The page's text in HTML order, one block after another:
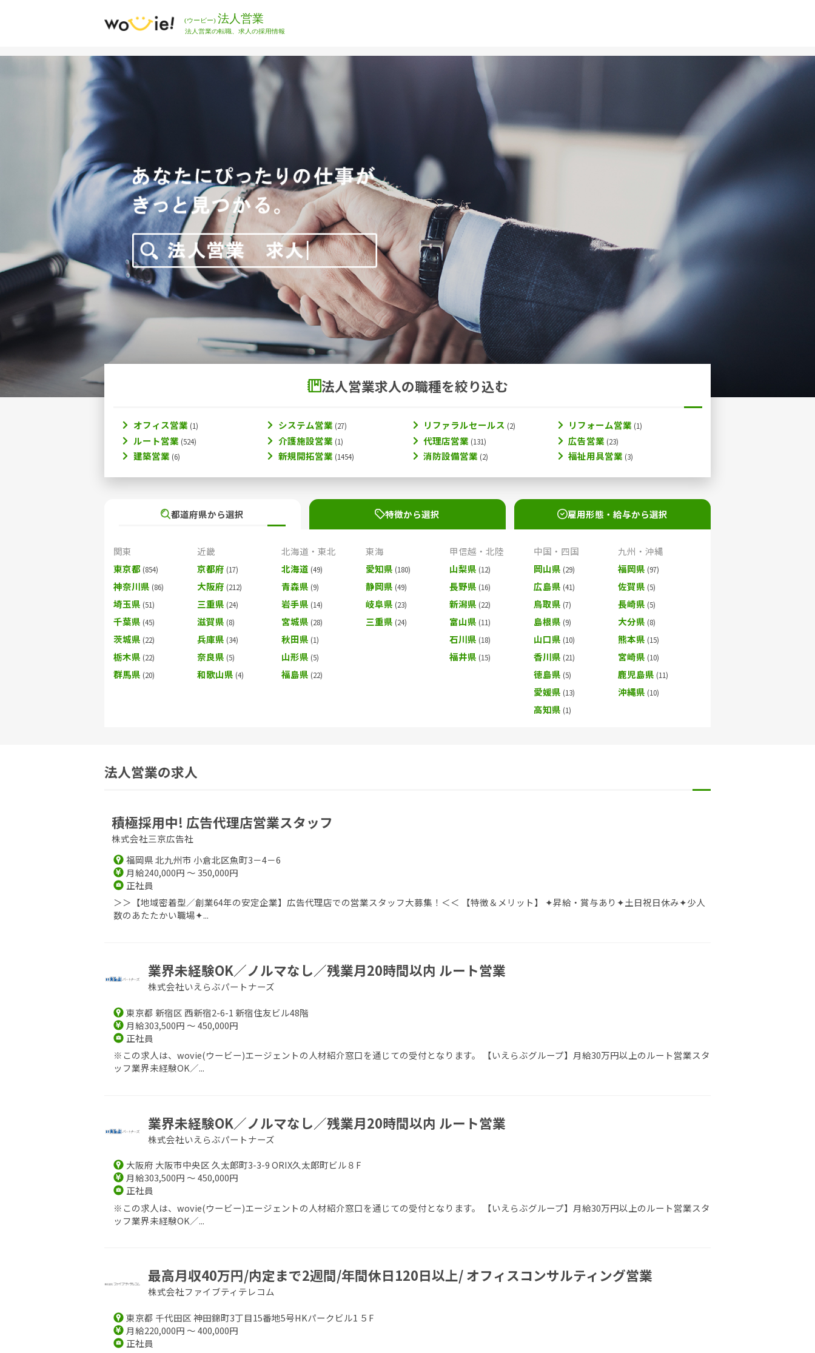
法人営業求人の職種を絞り込む
オフィス営業 システム営業 リファラルセールス
リフォーム営業
ルート営業
介護施設営業 代理店営業
広告営業
建築営業
新規開拓営業 消防設備営業 福祉用具営業
都道府県から選択
関東
東京都
神奈川県
埼玉県
千葉県
茨城県
栃木県
群馬県
近畿
京都府
大阪府
三重県
滋賀県
兵庫県
奈良県
和歌山県
北海道・東北
北海道
青森県
岩手県
宮城県
秋田県
山形県
福島県
東海
愛知県
静岡県
岐阜県
三重県
甲信越・北陸
山梨県
長野県
新潟県
富山県
石川県
福井県
中国・四国
岡山県
広島県
鳥取県
島根県
山口県
香川県
徳島県
愛媛県
高知県
九州・沖縄
福岡県
佐賀県
長崎県
大分県
熊本県
宮崎県
鹿児島県
沖縄県
雇用形態・給与から選択
特徴から選択
法人営業の求人
積極採用中! 広告代理店営業スタッフ
株式会社三京広告社
福岡県 北九州市 小倉北区魚町3－4－6
月給240,000円 ～ 350,000円
正社員
＞＞【地域密着型／創業64年の安定企業】広告代理店での営業スタッフ大募集！＜＜ 【特徴＆メリット】 ✦昇給・賞与あり✦土日祝日休み✦少人
数のあたたかい職場✦...
業界未経験OK／ノルマなし／残業月20時間以内 ルート営業
株式会社いえらぶパートナーズ
東京都 新宿区 西新宿2-6-1 新宿住友ビル48階
月給303,500円 ～ 450,000円
正社員
※この求人は、wovie(ウービー)エージェントの人材紹介窓口を通じての受付となります。 【いえらぶグループ】月給30万円以上のルート営業スタ
ッフ業界未経験OK／...
業界未経験OK／ノルマなし／残業月20時間以内 ルート営業
株式会社いえらぶパートナーズ
大阪府 大阪市中央区 久太郎町3-3-9 ORIX久太郎町ビル８F
月給303,500円 ～ 450,000円
正社員
※この求人は、wovie(ウービー)エージェントの人材紹介窓口を通じての受付となります。 【いえらぶグループ】月給30万円以上のルート営業スタ
ッフ業界未経験OK／...
最高月収40万円/内定まで2週間/年間休日120日以上/ オフィスコンサルティング営業
株式会社ファイブティテレコム
東京都 千代田区 神田錦町3丁目15番地5号HKパークビル1 ５F
月給220,000円 ～ 400,000円
正社員